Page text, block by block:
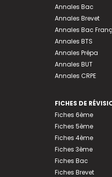
Annales Bac
Annales Brevet
Annales Bac
Annales BTS
Annales Prépa
Annales BUT
Annales CRPE
FICHES DE
Fiches 6ème
Fiches 5ème
Fiches 4ème
Fiches 3ème
Fiches Bac
Fiches Brevet